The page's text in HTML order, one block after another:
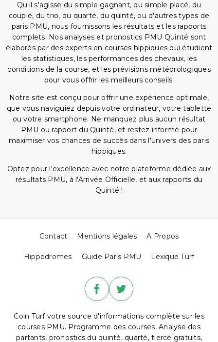
Qu'il s'agisse du simple gagnant, du simple placé, du
couplé, du trio, du quarté, du quinté, ou d'autres types de
paris PMU, nous fournissons les résultats et les rapports
complets. Nos analyses et pronostics PMU Quinté sont
élaborés par des experts en courses hippiques qui étudient
les statistiques, les performances des chevaux, les
conditions de la course, et les prévisions météorologiques
pour vous offrir les meilleurs conseils.
Notre site est conçu pour offrir une expérience optimale,
que vous naviguiez depuis votre ordinateur, votre tablette
ou votre smartphone. Ne manquez plus aucun résultat
PMU ou rapport du Quinté, et restez informé pour
maximiser vos chances de succès dans l'univers des paris
hippiques.
Optez pour l'excellence avec notre plateforme dédiée aux
résultats PMU, à l'Arrivée Officielle, et aux rapports du
Quinté !
Contact Mentions légales A Propos
Hippodromes Guide Paris PMU Lexique Turf
Coin Turf votre source d'informations complète sur les
courses PMU. Programme des courses, Analyse des
partants, pronostics du quinté, quarté, tiercé gratuits,